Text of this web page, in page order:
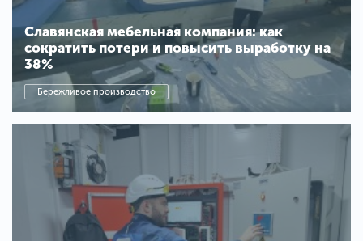
Славянская мебельная компания: как
сократить потери и повысить выработку на
38%
Бережливое производство